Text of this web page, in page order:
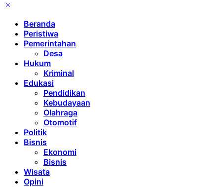
Beranda
Peristiwa
Pemerintahan
Desa
Hukum
Kriminal
Edukasi
Pendidikan
Kebudayaan
Olahraga
Otomotif
Politik
Bisnis
Ekonomi
Bisnis
Wisata
Opini